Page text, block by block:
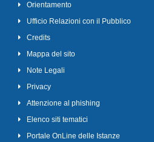
Orientamento
Ufficio Relazioni con il Pubblico
Credits
Mappa del sito
Note Legali
Privacy
Attenzione al phishing
Elenco siti tematici
Portale OnLine delle Istanze